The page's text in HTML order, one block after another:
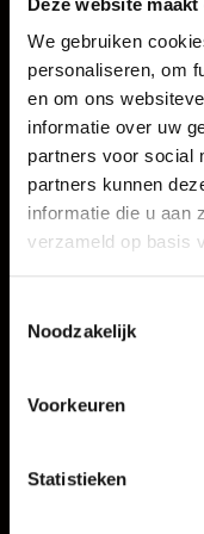
We gebruiken
personaliseren, om
en om ons
informatie over uw
partners voor social
partners kunnen
informatie die u aan
verzameld op basis
Noodzakelijk
Voorkeuren
Statistieken
Infotainment
Multimedia-
Radio
Verkoop
Auto
Over